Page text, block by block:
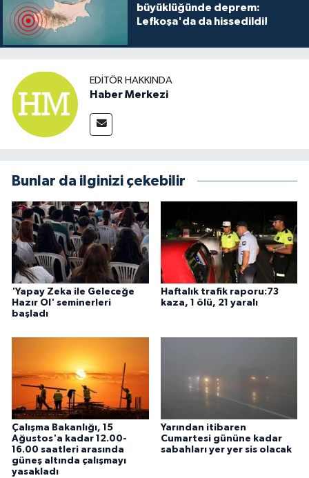
büyüklüğünde deprem:
Lefkoşa'da da hissedildi!
EDITÖR HAKKINDA
Haber Merkezi
Bunlar da ilginizi çekebilir
'Yapay Zeka ile Geleceğe
Hazır Ol' seminerleri
başladı
Haftalık trafik raporu:73
kaza, 1 ölü, 21 yaralı
Çalışma Bakanlığı, 15
Ağustos'a kadar 12.00-
16.00 saatleri arasında
güneş altında çalışmayı
yasakladı
Yarından itibaren
Cumartesi gününe kadar
sabahları yer yer sis olacak